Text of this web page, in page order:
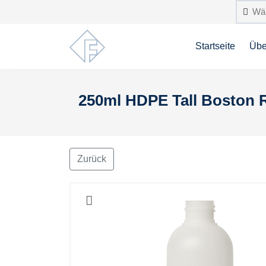
Startseite
250ml HDPE Tall Boston
Zurück